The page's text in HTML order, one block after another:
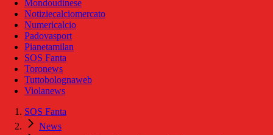
Mondoudinese
Notiziecalciomercato
Numericalcio
Padovasport
Pianetamilan
SOS Fanta
Toronews
Tuttobolognaweb
Violanews
SOS Fanta
News